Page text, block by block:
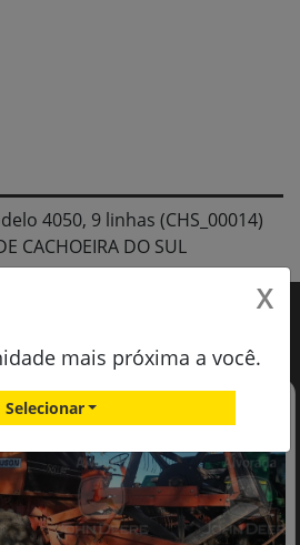
4050, 9 linhas (CHS_00014)
CACHOEIRA DO SUL
X
mais próxima a você.
Selecionar